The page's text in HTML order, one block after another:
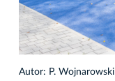
Autor: P. Wojnarowski